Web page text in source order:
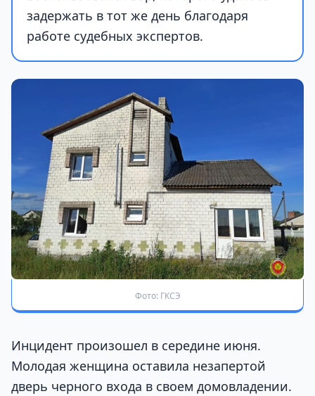
задержать в тот же день благодаря
работе судебных экспертов.
Фото: ГКСЭ
Инцидент произошел в середине июня.
Молодая женщина оставила незапертой
дверь черного входа в своем домовладении.